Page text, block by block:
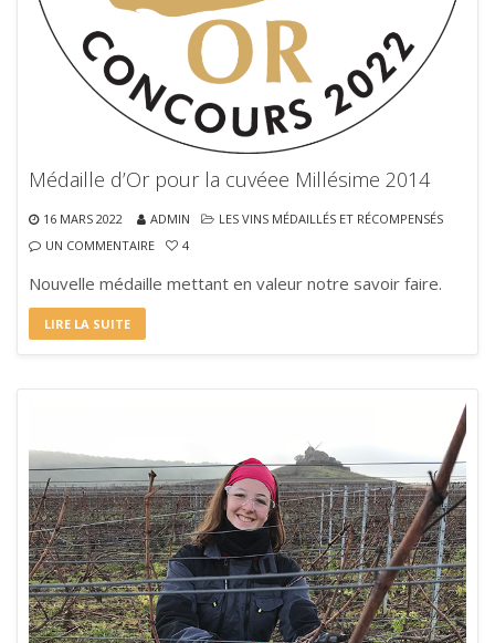
Médaille d’Or pour la cuvéee Millésime 2014
16 MARS 2022 ADMIN
LES VINS MÉDAILLÉS ET RÉCOMPENSÉS
UN COMMENTAIRE
4
Nouvelle médaille mettant en valeur notre savoir faire.
LIRE LA SUITE